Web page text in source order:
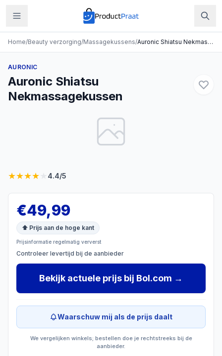
Home/Beauty verzorging/Massagekussens/ Auronic Shiatsu Nekmassagekussen
AURONIC
Auronic Shiatsu
Nekmassagekussen
★★★★ 4.4/5
€49,99
⬆ Prijs aan de hoge kant
Prijsinformatie regelmatig ververst
Controleer levertijd bij de aanbieder
Bekijk actuele prijs bij Bol.com →
Waarschuw mij als de prijs daalt
We vergelijken winkels; bestellen doe je rechtstreeks bij de
aanbieder.